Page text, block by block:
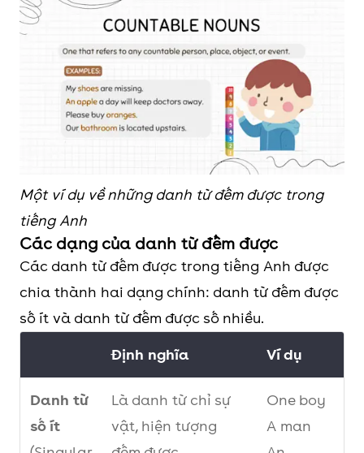
Một ví dụ về những danh từ đếm được trong
tiếng Anh
Các dạng của danh từ đếm được
Các danh từ đếm được trong tiếng Anh được
chia thành hai dạng chính: danh từ đếm được
số ít và danh từ đếm được số nhiều.
Định nghĩa Ví dụ
Danh từ
số ít
Là danh từ chỉ sự
vật, hiện tượng
One boy
A man